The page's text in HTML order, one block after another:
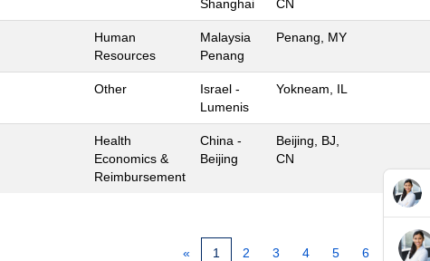
Shanghai
CN
Human
Resources
Malaysia
Penang
Penang, MY
Other
Israel -
Lumenis
Yokneam, IL
Health
Economics &
Reimbursement
China -
Beijing
Beijing, BJ,
CN
« 1 2 3 4 5 6 7 8